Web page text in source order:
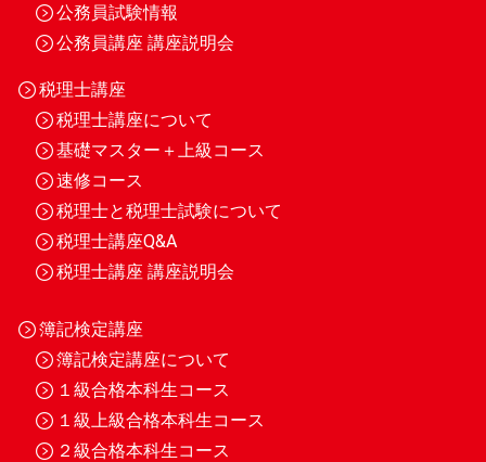
公務員試験情報
公務員講座 講座説明会
税理士講座
税理士講座について
基礎マスター＋上級コース
速修コース
税理士と税理士試験について
税理士講座Q&A
税理士講座 講座説明会
簿記検定講座
簿記検定講座について
１級合格本科生コース
１級上級合格本科生コース
２級合格本科生コース